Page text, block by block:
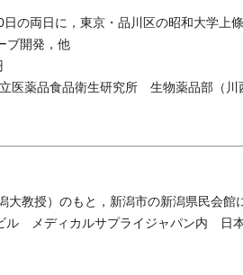
の両日に，東京・品川区の昭和大学上條
ブ開発，他
薬品食品衛生研究所 生物薬品部（川
教授）のもと，新潟市の新潟県民会館
メディカルサプライジャパン内 日本